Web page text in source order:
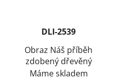
DLI-2539
Obraz Náš příběh
zdobený dřevěný
Máme skladem